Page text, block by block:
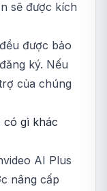
sẽ được kích
được bảo
ký. Nếu
của chúng
có gì khác
AI Plus
nâng cấp